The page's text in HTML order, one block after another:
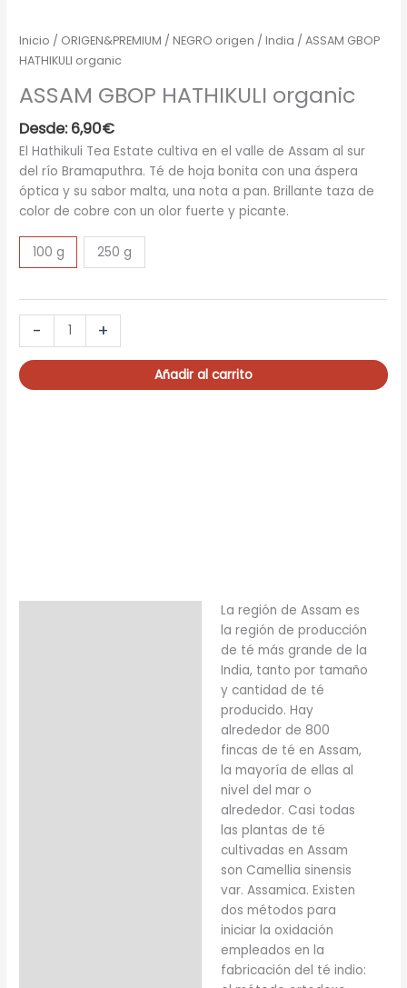
Inicio / ORIGEN&PREMIUM /NEGRO origen /India / ASSAM GBOP
HATHIKULI organic
ASSAM GBOP HATHIKULI organic
Desde:6,90€
El Hathikuli Tea Estate cultiva en el valle de Assam al sur
del río Bramaputhra. Té de hoja bonita con una áspera
óptica y su sabor malta, una nota a pan. Brillante taza de
color de cobre con un olor fuerte y picante.
100 g 250 g
-
GBOP
HATHIKULI
organic
+
Añadir al carrito
La región de Assam es
la región de producción
de té más grande de la
India, tanto por tamaño
y cantidad de té
producido. Hay
alrededor de 800
fincas de té en Assam,
la mayoría de ellas al
nivel del mar o
alrededor. Casi todas
las plantas de té
cultivadas en Assam
son Camellia sinensis
var. Assamica. Existen
dos métodos para
iniciar la oxidación
empleados en la
fabricación del té indio: